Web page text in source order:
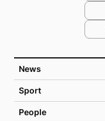
News
Sport
People